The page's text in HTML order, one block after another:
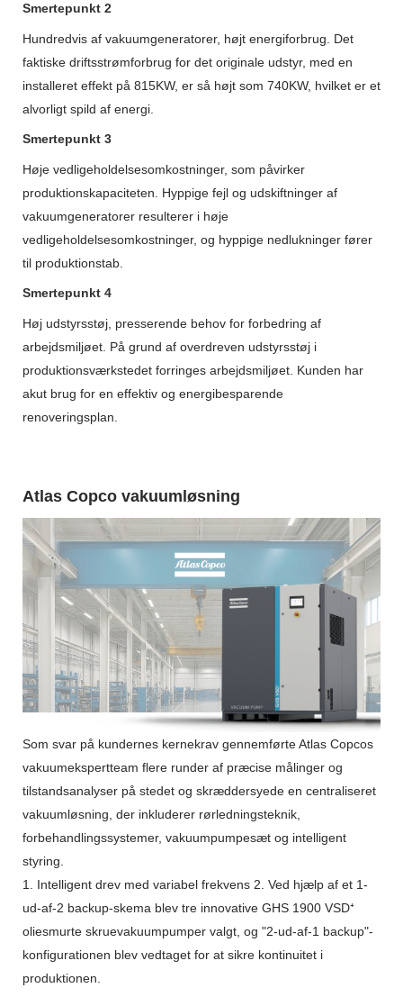
Smertepunkt 2
Hundredvis af vakuumgeneratorer, højt energiforbrug. Det
faktiske driftsstrømforbrug for det originale udstyr, med en
installeret effekt på 815KW, er så højt som 740KW, hvilket er et
alvorligt spild af energi.
Smertepunkt 3
Høje vedligeholdelsesomkostninger, som påvirker
produktionskapaciteten. Hyppige fejl og udskiftninger af
vakuumgeneratorer resulterer i høje
vedligeholdelsesomkostninger, og hyppige nedlukninger fører
til produktionstab.
Smertepunkt 4
Høj udstyrsstøj, presserende behov for forbedring af
arbejdsmiljøet. På grund af overdreven udstyrsstøj i
produktionsværkstedet forringes arbejdsmiljøet. Kunden har
akut brug for en effektiv og energibesparende
renoveringsplan.
Atlas Copco vakuumløsning
Som svar på kundernes kernekrav gennemførte Atlas Copcos
vakuumekspertteam flere runder af præcise målinger og
tilstandsanalyser på stedet og skræddersyede en centraliseret
vakuumløsning, der inkluderer rørledningsteknik,
forbehandlingssystemer, vakuumpumpesæt og intelligent
styring.
1. Intelligent drev med variabel frekvens 2. Ved hjælp af et 1-
ud-af-2 backup-skema blev tre innovative GHS 1900 VSD⁺
oliesmurte skruevakuumpumper valgt, og "2-ud-af-1 backup"-
konfigurationen blev vedtaget for at sikre kontinuitet i
produktionen.